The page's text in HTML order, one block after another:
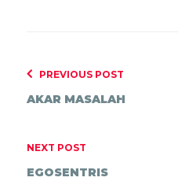
PREVIOUS POST
AKAR MASALAH
NEXT POST
EGOSENTRIS